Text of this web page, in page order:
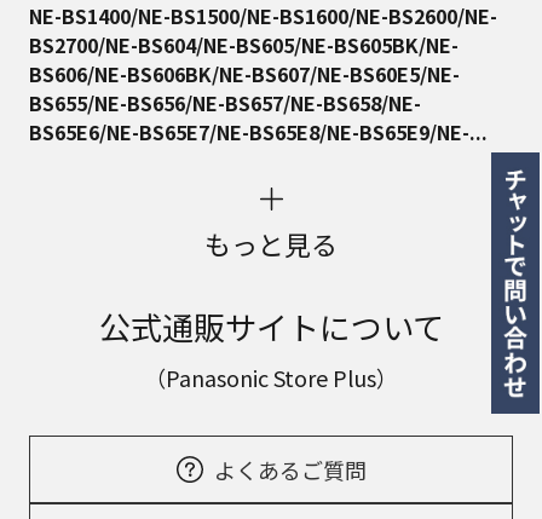
NE-BS1400/NE-BS1500/NE-BS1600/NE-BS2600/NE-
BS2700/NE-BS604/NE-BS605/NE-BS605BK/NE-
BS606/NE-BS606BK/NE-BS607/NE-BS60E5/NE-
BS655/NE-BS656/NE-BS657/NE-BS658/NE-
BS65E6/NE-BS65E7/NE-BS65E8/NE-BS65E9/NE-...
もっと見る
公式通販サイトについて
（Panasonic Store Plus）
よくあるご質問